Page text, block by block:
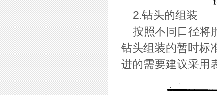
2.钻头的组装
按照不同口径将
钻头组装的暂时标
进的需要建议采用